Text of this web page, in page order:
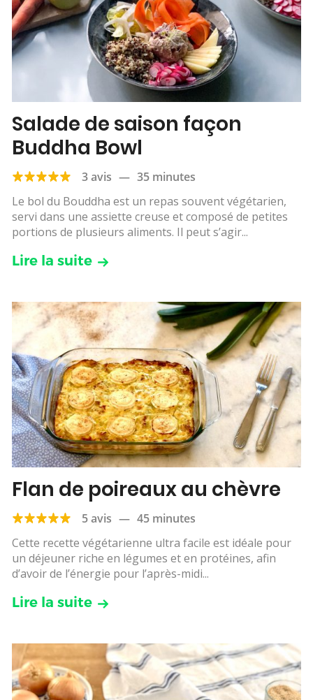
Salade de saison façon
Buddha Bowl
3 avis — 35 minutes
Le bol du Bouddha est un repas souvent végétarien,
servi dans une assiette creuse et composé de petites
portions de plusieurs aliments. Il peut s’agir...
Lire la suite
Flan de poireaux au chèvre
5 avis — 45 minutes
Cette recette végétarienne ultra facile est idéale pour
un déjeuner riche en légumes et en protéines, afin
d’avoir de l’énergie pour l’après-midi...
Lire la suite